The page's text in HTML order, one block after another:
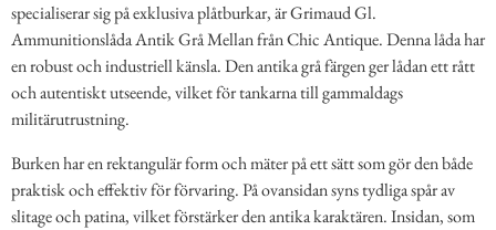
specialiserar sig på exklusiva plåtburkar, är Grimaud Gl.
Ammunitionslåda Antik Grå Mellan från Chic Antique. Denna låda har
en robust och industriell känsla. Den antika grå färgen ger lådan ett rått
och autentiskt utseende, vilket för tankarna till gammaldags
militärutrustning.
Burken har en rektangulär form och mäter på ett sätt som gör den både
praktisk och effektiv för förvaring. På ovansidan syns tydliga spår av
slitage och patina, vilket förstärker den antika karaktären. Insidan, som